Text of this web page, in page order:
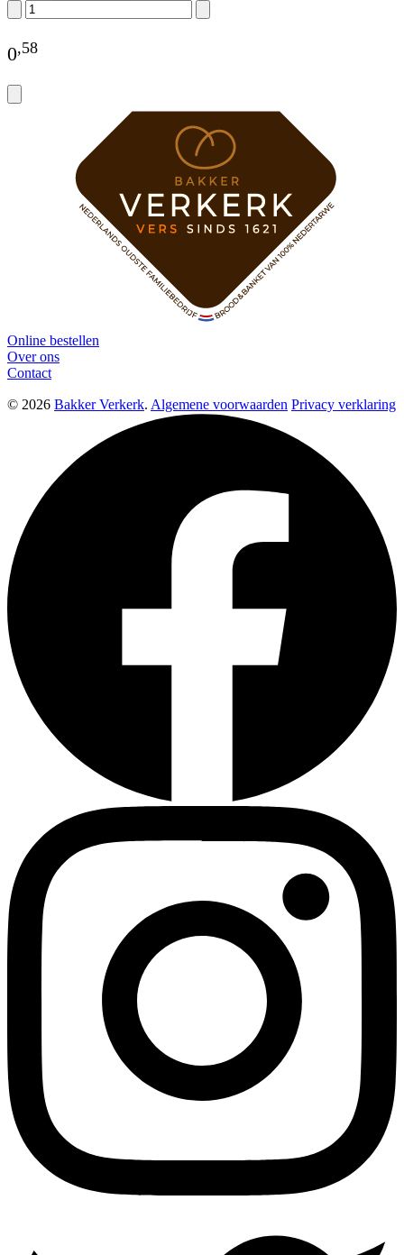
0,58
Online bestellen
Over ons
Contact
© 2026 Bakker Verkerk. Algemene voorwaarden Privacy verklaring